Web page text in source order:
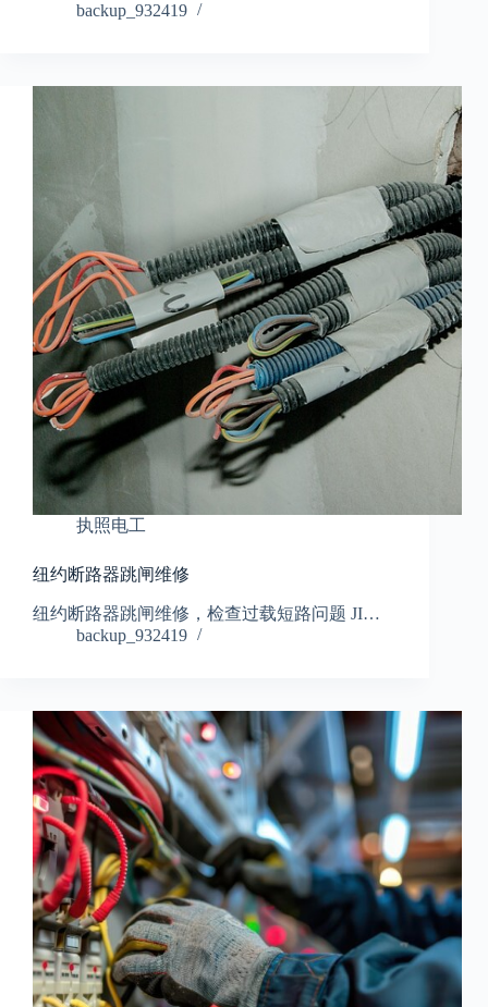
backup_932419
执照电工
纽约断路器跳闸维修
纽约断路器跳闸维修，检查过载短路问题 JI…
backup_932419